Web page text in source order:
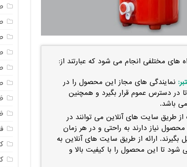
های مختلفی انجام می شود که عبارتند از:
نمایندگی های مجاز این محصول را در
در دسترس عموم قرار بگیرد و همچنین
باشد.
از طریق سایت های آنلاین می توانند در
نیاز دارند به راحتی و در هر زمان
ارائه از طریق سایت های آنلاین به
تا این محصول را با کیفیت بالا و